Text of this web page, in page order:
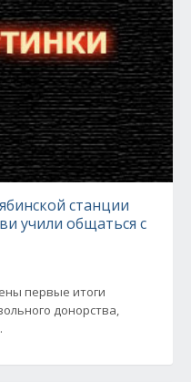
станции
учили общаться с
первые итоги
донорства,